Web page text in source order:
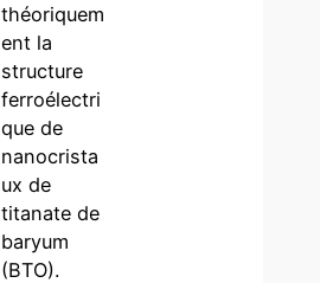
théoriquem
ent la
structure
ferroélectri
que de
nanocrista
ux de
titanate de
baryum
(BTO).